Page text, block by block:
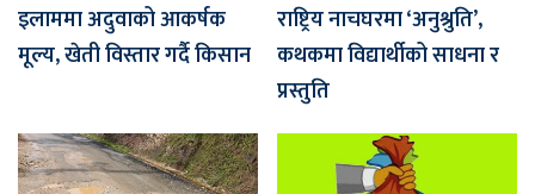
इलाममा अदुवाको आकर्षक
मूल्य, खेती विस्तार गर्दै किसान
राष्ट्रिय नाचघरमा ‘अनुश्रुति’,
कथकमा विद्यार्थीको साधना र
प्रस्तुति